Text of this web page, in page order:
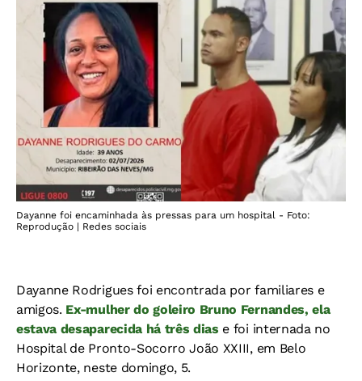
Dayanne foi encaminhada às pressas para um hospital - Foto:
Reprodução | Redes sociais
Dayanne Rodrigues foi encontrada por familiares e
amigos. Ex-mulher do goleiro Bruno Fernandes, ela
estava desaparecida há três dias e foi internada no
Hospital de Pronto-Socorro João XXIII, em Belo
Horizonte, neste domingo, 5.